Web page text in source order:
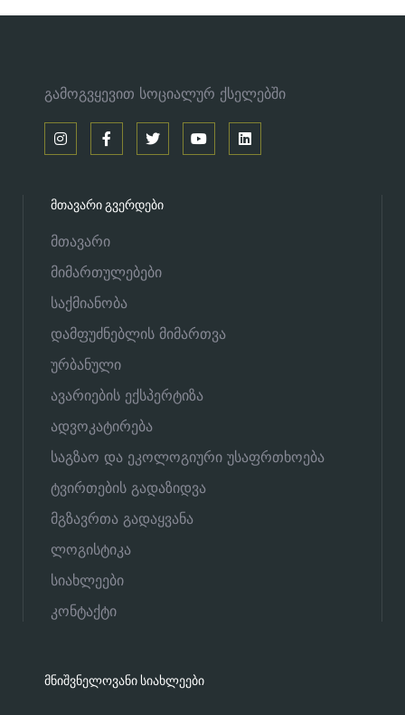
გამოგვყევით სოციალურ ქსელებში
ᲛᲗᲐᲕᲐᲠᲘ ᲒᲕᲔᲠᲓᲔᲑᲘ
მთავარი
მიმართულებები
საქმიანობა
დამფუძნებლის მიმართვა
ურბანული
ავარიების ექსპერტიზა
ადვოკატირება
საგზაო და ეკოლოგიური უსაფრთხოება
ტვირთების გადაზიდვა
მგზავრთა გადაყვანა
ლოგისტიკა
სიახლეები
კონტაქტი
ᲛᲜᲘᲨᲕᲜᲔᲚᲝᲕᲐᲜᲘ ᲡᲘᲐᲮᲚᲔᲔᲑᲘ